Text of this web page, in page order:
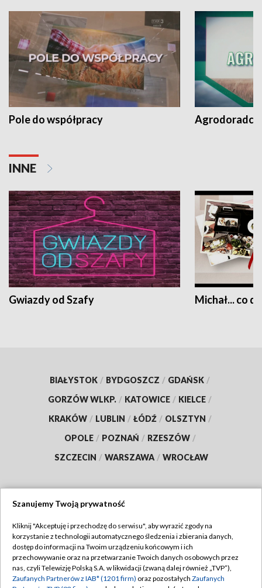
Pole do współpracy Agrodoradcy
INNE
Gwiazdy od Szafy Michał... co
BIAŁYSTOK / BYDGOSZCZ / GDAŃSK /
GORZÓW WLKP. / KATOWICE / KIELCE /
KRAKÓW / LUBLIN / ŁÓDŹ / OLSZTYN /
OPOLE / POZNAŃ / RZESZÓW /
SZCZECIN / WARSZAWA / WROCŁAW
TVP
Abonament TVP
Emisja w TVP
Regulamin TVP
Polityka prywatności
Szanujemy Twoją prywatność
Kliknij "Akceptuję i przechodzę do serwisu", aby wyrazić zgody na
korzystanie z technologii automatycznego śledzenia i zbierania danych,
dostęp do informacji na Twoim urządzeniu końcowym i ich
przechowywanie oraz na przetwarzanie Twoich danych osobowych przez
nas, czyli Telewizję Polską S.A. w likwidacji (zwaną dalej również „TVP”),
Zaufanych Partnerów z IAB* (1201 firm) oraz pozostałych Zaufanych